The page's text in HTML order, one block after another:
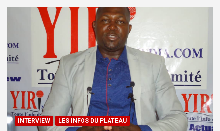
INTERVIEW LES INFOS DU PLATEAU